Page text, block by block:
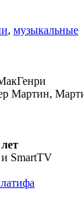
, музыкальные
Мартин,
SmartTV